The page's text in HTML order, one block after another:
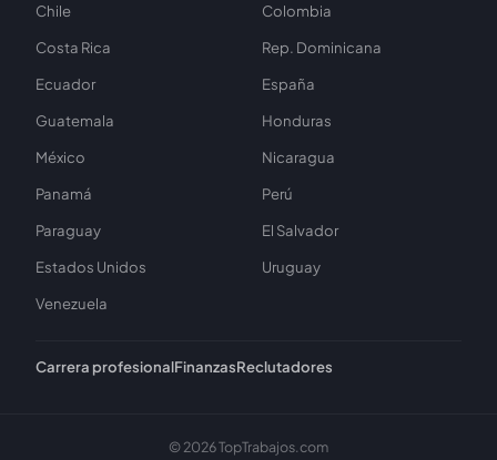
Chile
Colombia
Costa Rica
Rep. Dominicana
Ecuador
España
Guatemala
Honduras
México
Nicaragua
Panamá
Perú
Paraguay
El Salvador
Estados Unidos
Uruguay
Venezuela
Carrera profesionalFinanzasReclutadores
© 2026 TopTrabajos.com